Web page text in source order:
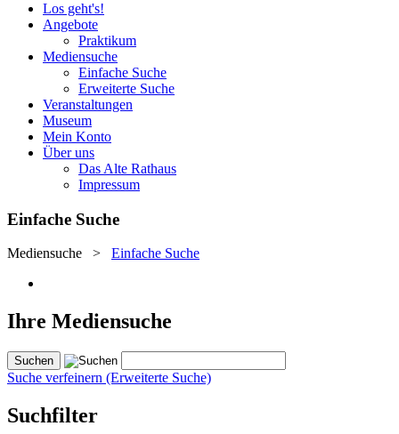
Los geht's!
Angebote
Praktikum
Mediensuche
Einfache Suche
Erweiterte Suche
Veranstaltungen
Museum
Mein Konto
Über uns
Das Alte Rathaus
Impressum
Einfache Suche
Mediensuche > Einfache Suche
Ihre Mediensuche
Suche verfeinern (Erweiterte Suche)
Suchfilter